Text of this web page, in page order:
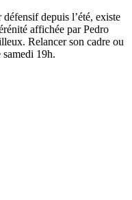
depuis l’été, existe
affichée par Pedro
Relancer son cadre ou
samedi 19h.